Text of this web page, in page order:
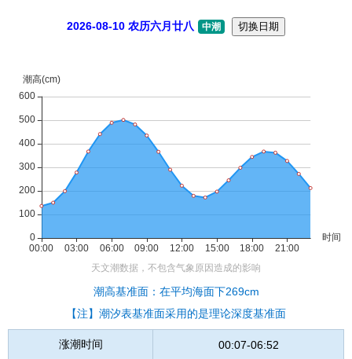
2026-08-10 农历六月廿八 中潮 切换日期
潮高基准面：在平均海面下269cm
【注】潮汐表基准面采用的是理论深度基准面
涨潮时间 00:07-06:52